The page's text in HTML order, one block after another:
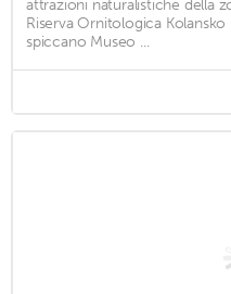
attrazioni naturalistiche della
Riserva Ornitologica
spiccano Museo ...